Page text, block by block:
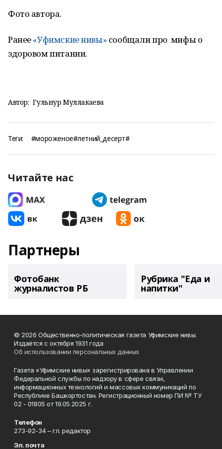
Фото автора.
Ранее«Уфимские нивы» сообщали про мифы о
здоровом питании.
Автор: Гульнур Муллакаева
Теги: #мороженое#летний_десерт#
Читайте нас
Партнеры
Фотобанк
журналистов РБ
Рубрика "Еда и
напитки"
© 2026 Общественно-политическая газета Уфимские нивы.
Издаётся с октября 1931 года
Об использовании персональных данных
Газета «Уфимские нивы» зарегистрирована в Управлении
Федеральной службы по надзору в сфере связи,
информационных технологий и массовых коммуникаций по
Республике Башкортостан. Регистрационный номер ПИ № ТУ
02 - 01805 от 19.05.2025 г.
Телефон
273-92-34 – гл. редактор
Эл. почта